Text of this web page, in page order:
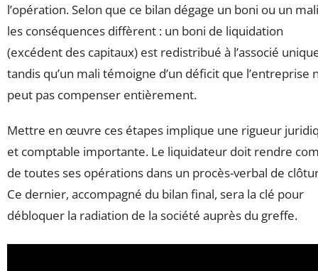
l’opération. Selon que ce bilan dégage un boni ou un
les conséquences diffèrent : un boni de liquidation
(excédent des capitaux) est redistribué à l’associé
tandis qu’un mali témoigne d’un déficit que l’entreprise
peut pas compenser entièrement.
Mettre en œuvre ces étapes implique une rigueur
et comptable importante. Le liquidateur doit rendre
de toutes ses opérations dans un procès-verbal de
Ce dernier, accompagné du bilan final, sera la clé pour
débloquer la radiation de la société auprès du greffe.